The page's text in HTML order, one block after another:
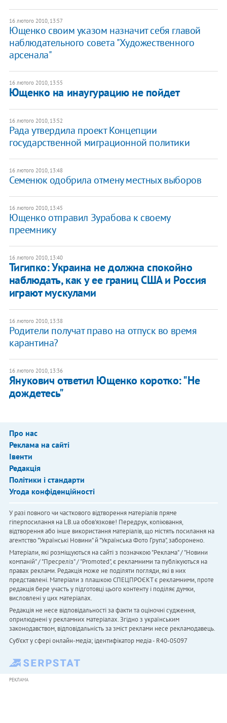
16 лютого 2010, 13:57
Ющенко своим указом назначит себя главой
наблюдательного совета "Художественного
арсенала"
16 лютого 2010, 13:55
Ющенко на инаугурацию не пойдет
16 лютого 2010, 13:52
Рада утвердила проект Концепции
государственной миграционной политики
16 лютого 2010, 13:48
Семенюк одобрила отмену местных выборов
16 лютого 2010, 13:45
Ющенко отправил Зурабова к своему
преемнику
16 лютого 2010, 13:40
Тигипко: Украина не должна спокойно
наблюдать, как у ее границ США и Россия
играют мускулами
16 лютого 2010, 13:38
Родители получат право на отпуск во время
карантина?
16 лютого 2010, 13:36
Янукович ответил Ющенко коротко: "Не
дождетесь"
Про нас
Реклама на сайті
Івенти
Редакція
Політики і стандарти
Угода конфіденційності
У разі повного чи часткового відтворення матеріалів пряме
гіперпосилання на LB.ua обов'язкове! Передрук, копіювання,
відтворення або інше використання матеріалів, що містять посилання на
агентство "Українськi Новини" й "Українська Фото Група", заборонено.
Матеріали, які розміщуються на сайті з позначкою "Реклама" / "Новини
компаній" / "Пресреліз" / "Promoted", є рекламними та публікуються на
правах реклами. Редакція може не поділяти погляди, які в них
представлені. Матеріали з плашкою СПЕЦПРОЄКТ є рекламними, проте
редакція бере участь у підготовці цього контенту і поділяє думки,
висловлені у цих матеріалах.
Редакція не несе відповідальності за факти та оціночні судження,
оприлюднені у рекламних матеріалах. Згідно з українським
законодавством, відповідальність за зміст реклами несе рекламодавець.
Cуб'єкт у сфері онлайн-медіа; ідентифікатор медіа - R40-05097
РЕКЛАМА